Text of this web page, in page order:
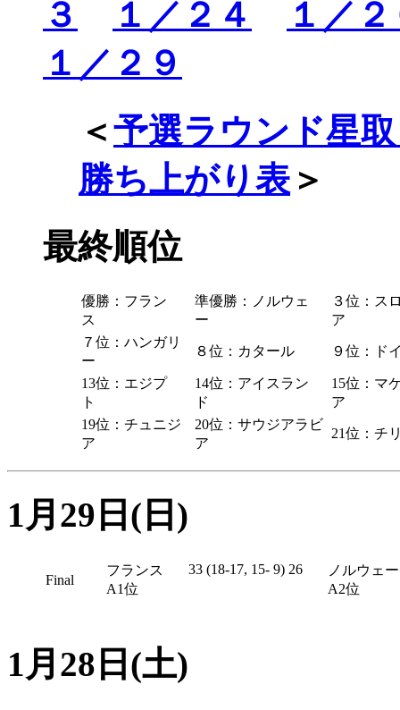
３
１／２４
１／
１／２９
＜予選ラウンド星
勝ち上がり表 ＞
最終順位
優勝：フラン
ス
準優勝：ノルウェ
ー
３位：ス
ア
７位：ハンガリ
ー
８位：カタール ９位：
13位：エジプ
ト
14位：アイスラン
ド
15位：マ
ア
19位：チュニジ
ア
20位：サウジアラビ
ア
21位：
1月29日(日)
Final
フランス
A1位
33 (18-17, 15- 9) 26
ノルウェー
A2位
1月28日(土)